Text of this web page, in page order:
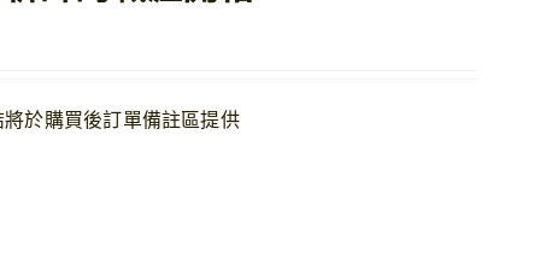
將於購買後訂單備註區提供